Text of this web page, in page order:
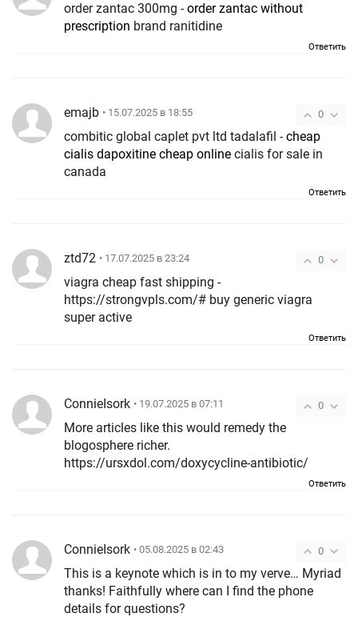
order zantac 300mg -order zantac without
prescription brand ranitidine
Ответить
0
emajb • 15.07.2025 в 18:55
combitic global caplet pvt ltd tadalafil -cheap
cialis dapoxitine cheap online cialis for sale in
canada
Ответить
0
ztd72 • 17.07.2025 в 23:24
viagra cheap fast shipping -
https://strongvpls.com/# buy generic viagra
super active
Ответить
0
ConnieIsork • 19.07.2025 в 07:11
More articles like this would remedy the
blogosphere richer.
https://ursxdol.com/doxycycline-antibiotic/
Ответить
0
ConnieIsork • 05.08.2025 в 02:43
This is a keynote which is in to my verve… Myriad
thanks! Faithfully where can I find the phone
details for questions?